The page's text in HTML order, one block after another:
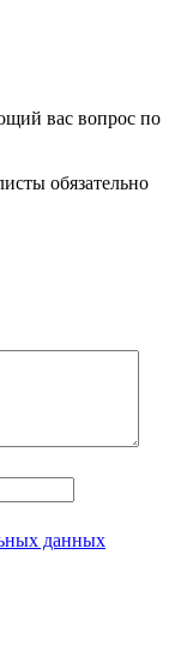
вас вопрос по
обязательно
данных